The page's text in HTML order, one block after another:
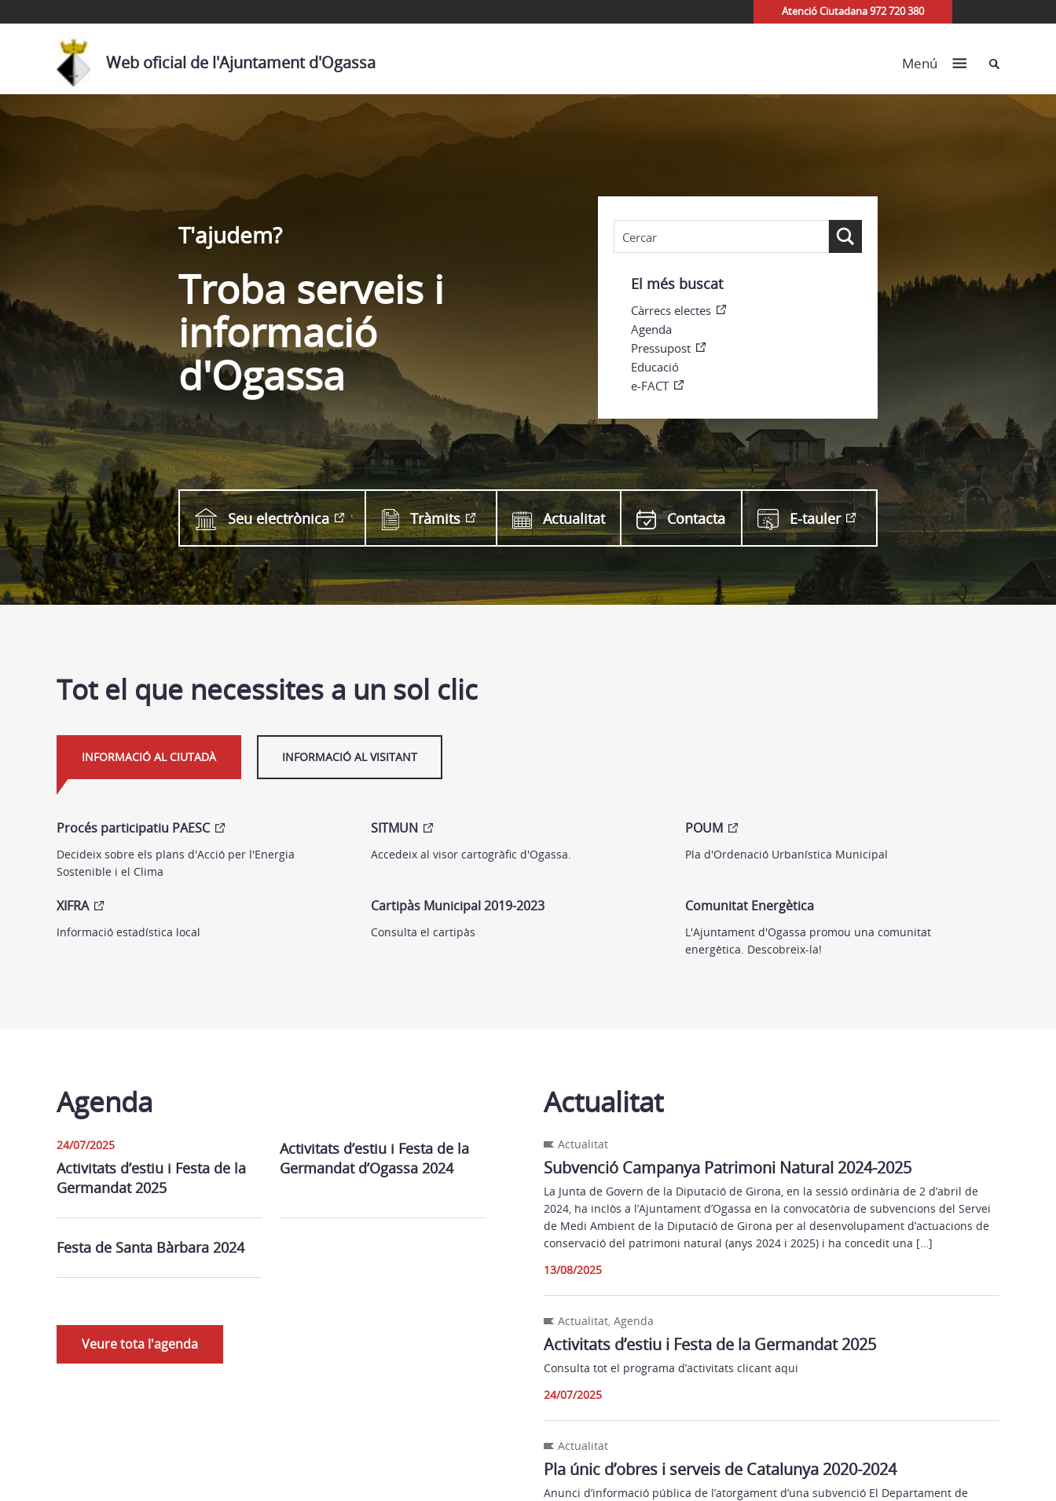
Atenció Ciutadana 972 720 380
Web oficial de l'Ajuntament d'Ogassa Menú Cerca
T'ajudem?
Troba serveis i
informació
d'Ogassa
El més buscat
Càrrecs electes
Agenda
Pressupost
Educació
e-FACT
Seu electrònica Tràmits Actualitat Contacta E-tauler
Tot el que necessites a un sol clic
INFORMACIÓ AL CIUTADÀ INFORMACIÓ AL VISITANT
Procés participatiu PAESC
Decideix sobre els plans d'Acció per l'Energia
Sostenible i el Clima
SITMUN
Accedeix al visor cartogràfic d'Ogassa.
POUM
Pla d'Ordenació Urbanística Municipal
XIFRA
Informació estadística local
Cartipàs Municipal 2019-2023
Consulta el cartipàs
Comunitat Energètica
L'Ajuntament d'Ogassa promou una comunitat
energètica. Descobreix-la!
Agenda
24/07/2025
Activitats d’estiu i Festa de la
Germandat 2025
Activitats d’estiu i Festa de la
Germandat d’Ogassa 2024
Festa de Santa Bàrbara 2024
Veure tota l'agenda
Actualitat
Actualitat
Subvenció Campanya Patrimoni Natural 2024-2025
La Junta de Govern de la Diputació de Girona, en la sessió ordinària de 2 d’abril de
2024, ha inclòs a l’Ajuntament d’Ogassa en la convocatòria de subvencions del Servei
de Medi Ambient de la Diputació de Girona per al desenvolupament d’actuacions de
conservació del patrimoni natural (anys 2024 i 2025) i ha concedit una […]
13/08/2025
Actualitat, Agenda
Activitats d’estiu i Festa de la Germandat 2025
Consulta tot el programa d’activitats clicant aqui
24/07/2025
Actualitat
Pla únic d’obres i serveis de Catalunya 2020-2024
Anunci d’informació pública de l’atorgament d’una subvenció El Departament de